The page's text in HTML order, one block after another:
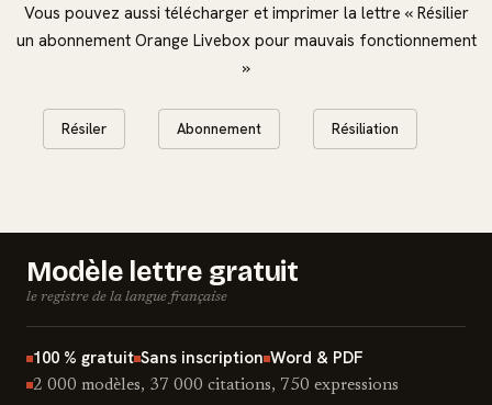
Vous pouvez aussi télécharger et imprimer la lettre « Résilier
un abonnement Orange Livebox pour mauvais fonctionnement
»
Résiler Abonnement Résiliation
Modèle lettre gratuit
le registre de la langue française
100 % gratuit Sans inscription Word & PDF
2 000 modèles, 37 000 citations, 750 expressions